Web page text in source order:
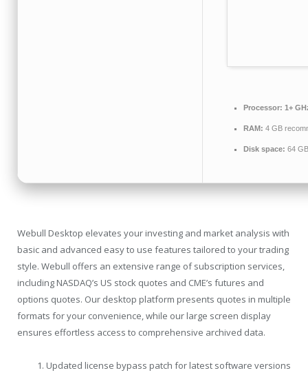
Processor: 1+
RAM: 4 GB
Disk space: 64
Webull Desktop elevates your investing and market analysis with
basic and advanced easy to use features tailored to your trading
style. Webull offers an extensive range of subscription services,
including NASDAQ’s US stock quotes and CME’s futures and
options quotes. Our desktop platform presents quotes in multiple
formats for your convenience, while our large screen display
ensures effortless access to comprehensive archived data.
Updated license bypass patch for latest software versions